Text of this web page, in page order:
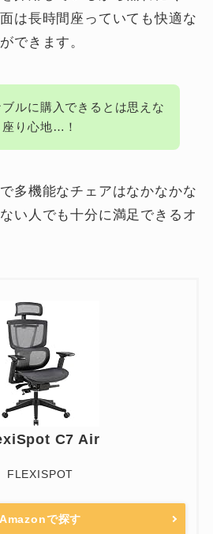
は長時間座っていても快適な
できます。
ブルに購入できるとは思えな
座り心地…！
多機能なチェアはなかなかな
い人でも十分に満足できるオ
C7 Air
FLEXISPOT
Amazonで探す